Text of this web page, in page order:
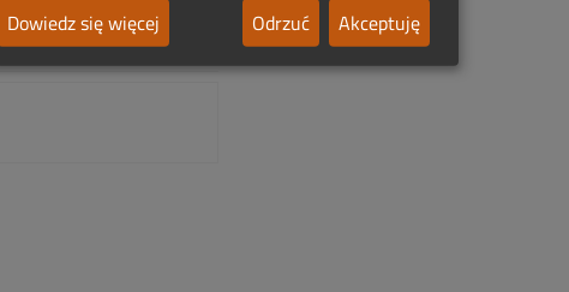
Dowiedz się więcej
Odrzuć Akceptuję